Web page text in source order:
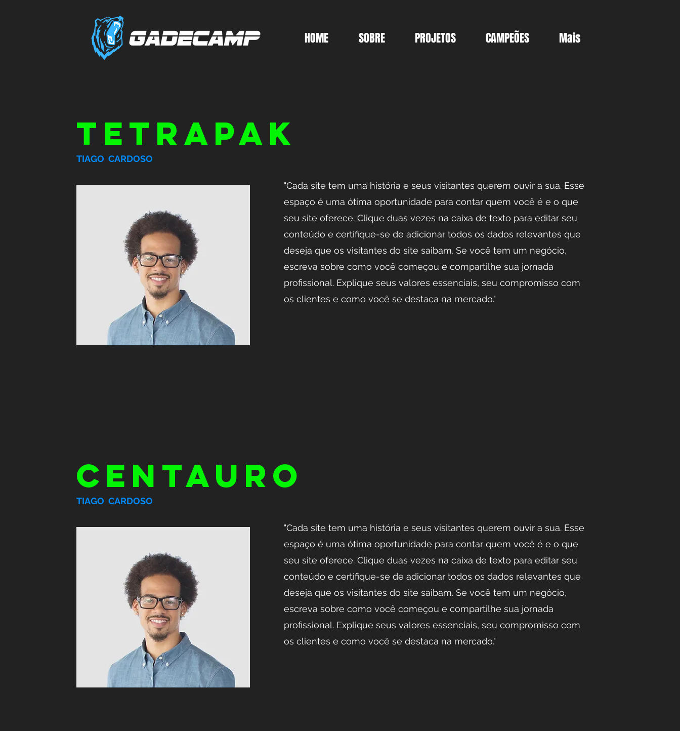
HOME SOBRE PROJETOS CAMPEÕES Mais
TETRAPAK
TIAGO CARDOSO
​"Cada site tem uma história e seus visitantes querem ouvir a sua. Esse
espaço é uma ótima oportunidade para contar quem você é e o que
seu site oferece. Clique duas vezes na caixa de texto para editar seu
conteúdo e certifique-se de adicionar todos os dados relevantes que
deseja que os visitantes do site saibam. Se você tem um negócio,
escreva sobre como você começou e compartilhe sua jornada
profissional. Explique seus valores essenciais, seu compromisso com
os clientes e como você se destaca na mercado."
CENTAURO
TIAGO CARDOSO
​"Cada site tem uma história e seus visitantes querem ouvir a sua. Esse
espaço é uma ótima oportunidade para contar quem você é e o que
seu site oferece. Clique duas vezes na caixa de texto para editar seu
conteúdo e certifique-se de adicionar todos os dados relevantes que
deseja que os visitantes do site saibam. Se você tem um negócio,
escreva sobre como você começou e compartilhe sua jornada
profissional. Explique seus valores essenciais, seu compromisso com
os clientes e como você se destaca na mercado."